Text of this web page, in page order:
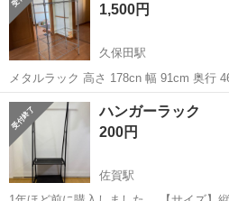
1,500円
久保田駅
メタルラック 高さ 178cn 幅 91cm 奥行 46cm 取りに来られる方限定
です。
佐賀 佐賀市 久保田駅 収納家具
ハンガーラック
200円
佐賀駅